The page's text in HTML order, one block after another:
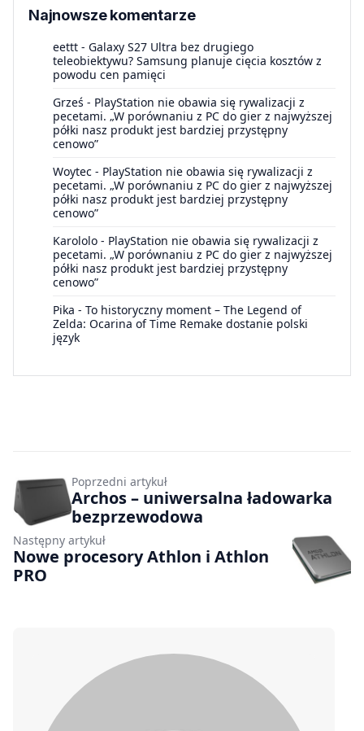
Najnowsze komentarze
eettt - Galaxy S27 Ultra bez drugiego
teleobiektywu? Samsung planuje cięcia kosztów z
powodu cen pamięci
Grześ - PlayStation nie obawia się rywalizacji z
pecetami. „W porównaniu z PC do gier z najwyższej
półki nasz produkt jest bardziej przystępny
cenowo”
Woytec - PlayStation nie obawia się rywalizacji z
pecetami. „W porównaniu z PC do gier z najwyższej
półki nasz produkt jest bardziej przystępny
cenowo”
Karololo - PlayStation nie obawia się rywalizacji z
pecetami. „W porównaniu z PC do gier z najwyższej
półki nasz produkt jest bardziej przystępny
cenowo”
Pika - To historyczny moment – The Legend of
Zelda: Ocarina of Time Remake dostanie polski
język
Poprzedni artykuł
Archos – uniwersalna ładowarka
bezprzewodowa
Następny artykuł
Nowe procesory Athlon i Athlon
PRO